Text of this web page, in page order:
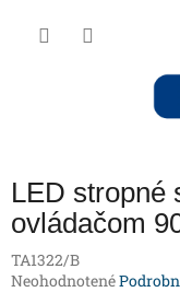
LED stropné
ovládačom
TA1322/B
Priemerné
Neohodnotené